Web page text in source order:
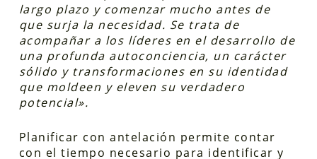
largo plazo y comenzar mucho antes de
que surja la necesidad. Se trata de
acompañar a los líderes en el desarrollo de
una profunda autoconciencia, un carácter
sólido y transformaciones en su identidad
que moldeen y eleven su verdadero
potencial».
Planificar con antelación permite contar
con el tiempo necesario para identificar y